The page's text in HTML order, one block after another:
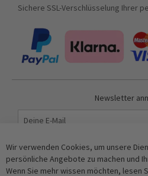
Sichere SSL-Verschlüsselung Ihrer
Newsletter
Anti-Roboter-Verifizierung
Wir verwenden Cookies, um unsere
persönliche Angebote zu machen und
Wenn Sie mehr wissen möchten, lesen